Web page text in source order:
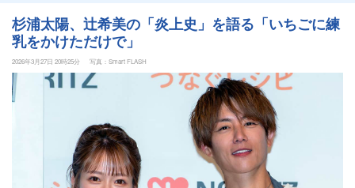
杉浦太陽、辻希美の「炎上史」を語る「いちごに練
乳をかけただけで」
2026年3月27日 20時25分 写真：Smart FLASH